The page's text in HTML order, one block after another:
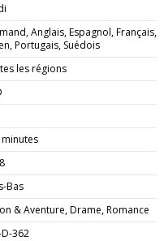
Anglais, Espagnol, Français,
Portugais, Suédois
les régions
minutes
Bas
& Aventure, Drame, Romance
D-362